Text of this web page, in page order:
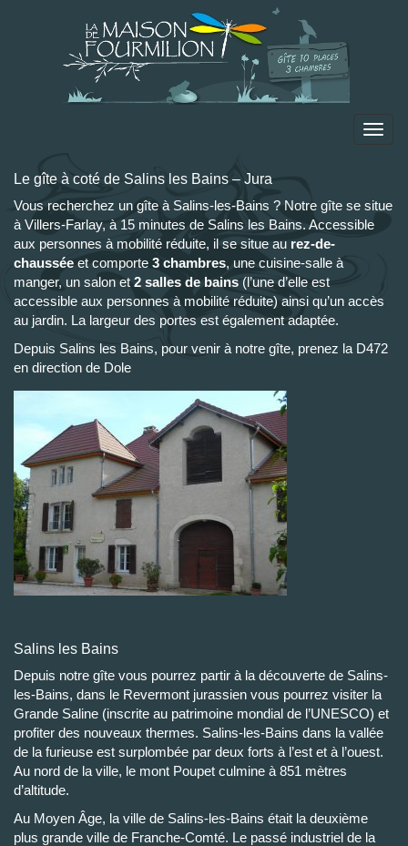
Le gîte à coté de Salins les Bains – Jura
Vous recherchez un gîte à Salins-les-Bains ? Notre gîte se situe
à Villers-Farlay, à 15 minutes de Salins les Bains. Accessible
aux personnes à mobilité réduite, il se situe au rez-de-
chaussée et comporte 3 chambres, une cuisine-salle à
manger, un salon et 2 salles de bains (l’une d’elle est
accessible aux personnes à mobilité réduite) ainsi qu’un accès
au jardin. La largeur des portes est également adaptée.
Depuis Salins les Bains, pour venir à notre gîte, prenez la D472
en direction de Dole
Salins les Bains
Depuis notre gîte vous pourrez partir à la découverte de Salins-
les-Bains, dans le Revermont jurassien vous pourrez visiter la
Grande Saline (inscrite au patrimoine mondial de l’UNESCO) et
profiter des nouveaux thermes. Salins-les-Bains dans la vallée
de la furieuse est surplombée par deux forts à l’est et à l’ouest.
Au nord de la ville, le mont Poupet culmine à 851 mètres
d’altitude.
Au Moyen Âge, la ville de Salins-les-Bains était la deuxième
plus grande ville de Franche-Comté. Le passé industriel de la